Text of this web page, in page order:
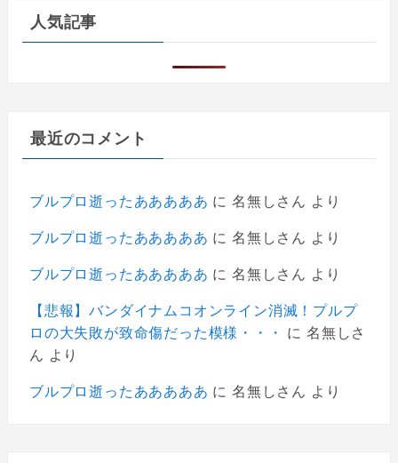
人気記事
最近のコメント
ブルプロ逝ったあああああ に 名無しさん より
ブルプロ逝ったあああああ に 名無しさん より
ブルプロ逝ったあああああ に 名無しさん より
【悲報】バンダイナムコオンライン消滅！プルプ
ロの大失敗が致命傷だった模様・・・
に 名無しさ
ん
より
ブルプロ逝ったあああああ に 名無しさん より